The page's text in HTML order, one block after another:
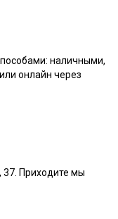
наличными,
онлайн через
37. Приходите мы